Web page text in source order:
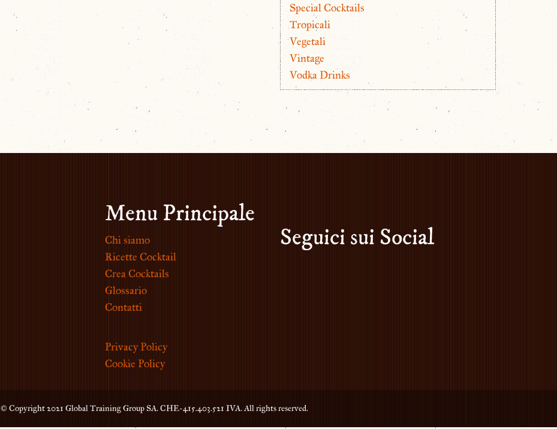
Special Cocktails
Tropicali
Vegetali
Vintage
Vodka Drinks
Menu Principale
Chi siamo
Ricette Cocktail
Crea Cocktails
Glossario
Contatti
Privacy Policy
Cookie Policy
Seguici sui Social
© Copyright 2021 Global Training Group SA. CHE-415.403.521 IVA. All rights reserved.